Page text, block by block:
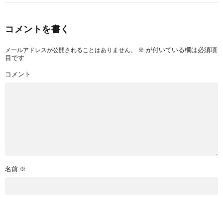
コメントを書く
メールアドレスが公開されることはありません。 ※ が付いている欄は必須項
目です
コメント
名前 ※